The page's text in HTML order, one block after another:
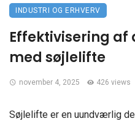
INDUSTRI OG ERHVERV
Effektivisering
med søjlelifte
november 4, 2025 426 views
Søjlelifte er en uundværlig